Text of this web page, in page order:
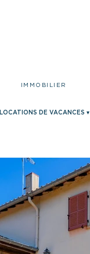
IMMOBILIER
LOCATIONS DE VACANCES ▾